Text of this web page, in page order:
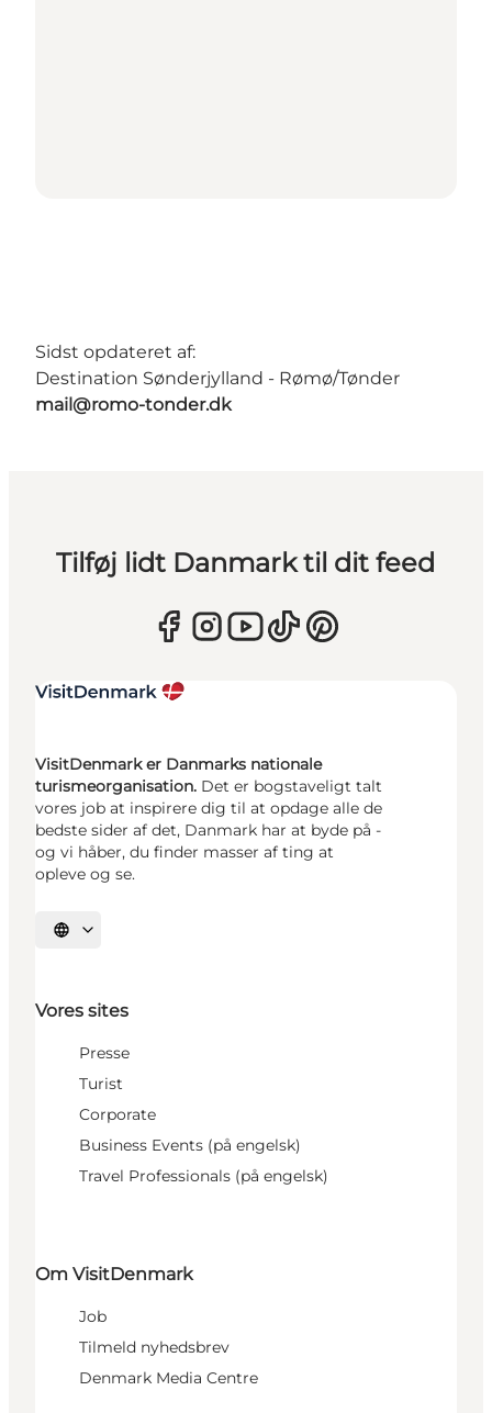
Sidst opdateret af:
Destination Sønderjylland - Rømø/Tønder
mail@romo-tonder.dk
Tilføj lidt Danmark til dit feed
VisitDenmark er Danmarks nationale
turismeorganisation. Det er bogstaveligt talt
vores job at inspirere dig til at opdage alle de
bedste sider af det, Danmark har at byde på -
og vi håber, du finder masser af ting at
opleve og se.
Vælg sprog
Vores sites
Presse
Turist
Corporate
Business Events (på engelsk)
Travel Professionals (på engelsk)
Om VisitDenmark
Job
Tilmeld nyhedsbrev
Denmark Media Centre